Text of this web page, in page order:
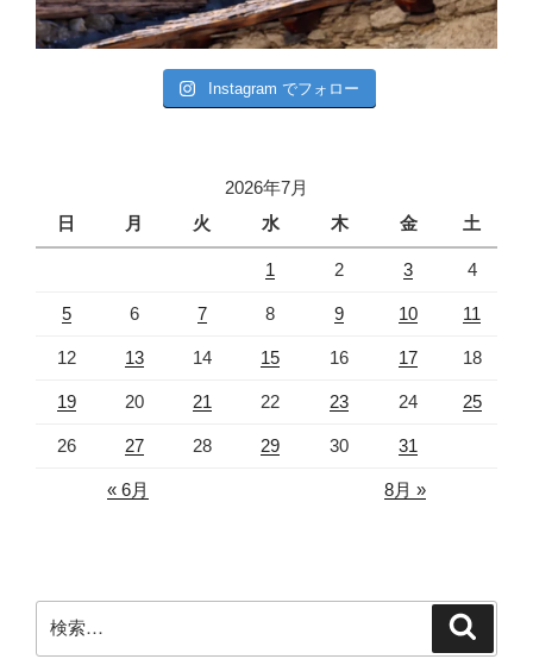
Instagram でフォロー
2026年7月
日
月 火 水 木 金 土
1 2 3 4
5 6 7 8 9 10 11
12 13 14 15 16 17 18
19 20 21 22 23 24 25
26 27 28 29 30 31
« 6月 8月 »
索: